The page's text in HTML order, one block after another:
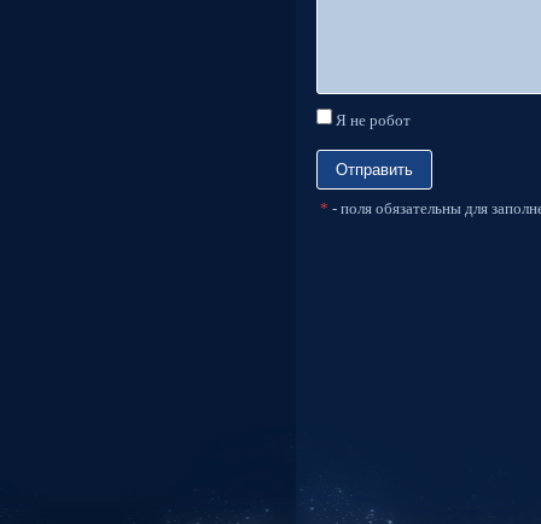
Я не робот
* - поля обязательны для